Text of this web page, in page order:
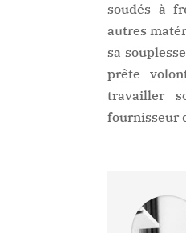
soudés à
autres
sa
prête
travailler
fournisseur